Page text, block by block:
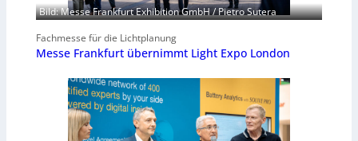
Bild: Messe Frankfurt Exhibition GmbH / Pietro Sutera
Fachmesse für die Lichtplanung
Messe Frankfurt übernimmt Light Expo London